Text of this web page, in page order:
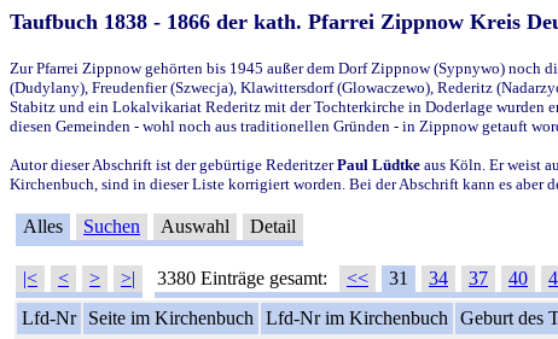
Taufbuch 1838 - 1866 der kath. Pfarrei Zippnow Kreis
Zur Pfarrei Zippnow gehörten bis 1945 außer dem Dorf Zippnow (Sypnywo) noch
(Dudylany), Freudenfier (Szwecja), Klawittersdorf (Glowaczewo), Rederitz
Stabitz und ein Lokalvikariat Rederitz mit der Tochterkirche in Doderlage wurden
diesen Gemeinden - wohl noch aus traditionellen Gründen - in Zippnow getauft
Autor dieser Abschrift ist der gebürtige RederitzerPaul Lüdtke aus Köln. Er weist
Kirchenbuch, sind in dieser Liste korrigiert worden. Bei der Abschrift kann es aber
Alles Suchen Auswahl Detail
|< < > >| 3380 Einträge gesamt: << 31 34 37 40
Lfd-Nr
Seite im Kirchenbuch Lfd-Nr im Kirchenbuch Geburt des